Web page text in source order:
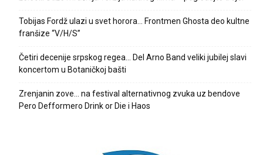
Tobijas Fordž ulazi u svet horora… Frontmen Ghosta deo kultne
franšize “V/H/S”
Četiri decenije srpskog regea… Del Arno Band veliki jubilej slavi
koncertom u Botaničkoj bašti
Zrenjanin zove… na festival alternativnog zvuka uz bendove
Pero Defformero Drink or Die i Haos